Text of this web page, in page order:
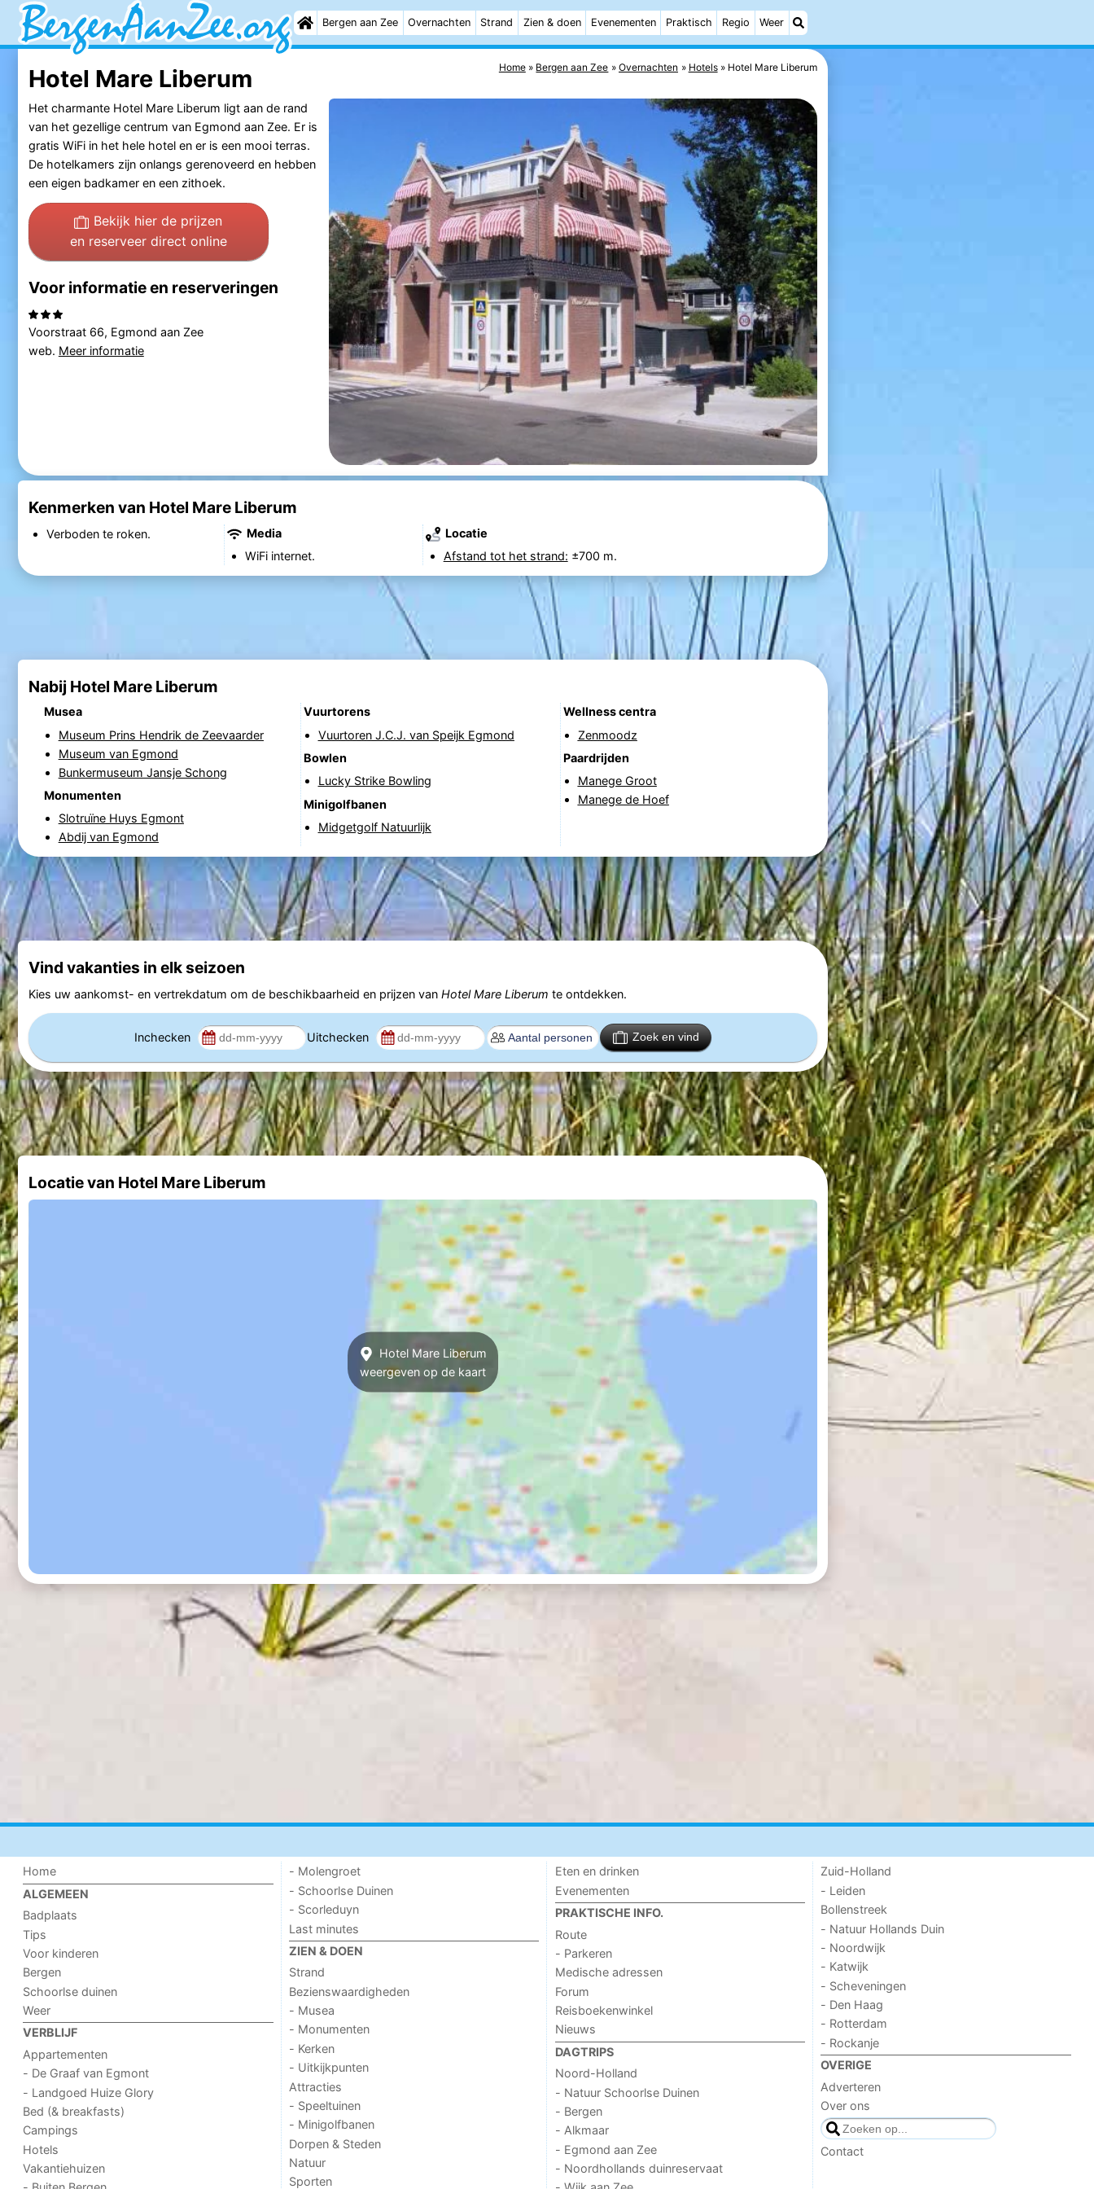
Bergen aan Zee Overnachten Strand Zien & doen Evenementen Praktisch Regio Weer
Home Bergen aan Zee Overnachten Hotels Hotel Mare Liberum
Hotel Mare Liberum
Het charmante Hotel Mare Liberum ligt aan de rand
van het gezellige centrum van Egmond aan Zee. Er is
gratis WiFi in het hele hotel en er is een mooi terras.
De hotelkamers zijn onlangs gerenoveerd en hebben
een eigen badkamer en een zithoek.
Bekijk hier de prijzen
en reserveer direct online
Voor informatie en reserveringen
Voorstraat 66, Egmond aan Zee
web. Meer informatie
Kenmerken van Hotel Mare Liberum
Verboden te roken.
Media
WiFi internet.
Locatie
Afstand tot het strand: ±700 m.
Nabij Hotel Mare Liberum
Musea
Museum Prins Hendrik de Zeevaarder
Museum van Egmond
Bunkermuseum Jansje Schong
Monumenten
Slotruïne Huys Egmont
Abdij van Egmond
Vuurtorens
Vuurtoren J.C.J. van Speijk Egmond
Bowlen
Lucky Strike Bowling
Minigolfbanen
Midgetgolf Natuurlijk
Wellness centra
Zenmoodz
Paardrijden
Manege Groot
Manege de Hoef
Vind vakanties in elk seizoen
Kies uw aankomst- en vertrekdatum om de beschikbaarheid en prijzen van Hotel Mare Liberum te ontdekken.
Inchecken Uitchecken Zoek en vind
Locatie van Hotel Mare Liberum
Hotel Mare Liberum
weergeven op de kaart
Home
ALGEMEEN
Badplaats
Tips
Voor kinderen
Bergen
Schoorlse duinen
Weer
VERBLIJF
Appartementen
- De Graaf van Egmont
- Landgoed Huize Glory
Bed (& breakfasts)
Campings
Hotels
Vakantiehuizen
- Molengroet
- Schoorlse Duinen
- Scorleduyn
Last minutes
ZIEN & DOEN
Strand
Bezienswaardigheden
- Musea
- Monumenten
- Kerken
- Uitkijkpunten
Attracties
- Speeltuinen
- Minigolfbanen
Dorpen & Steden
Natuur
Sporten
Eten en drinken
Evenementen
PRAKTISCHE INFO.
Route
- Parkeren
Medische adressen
Forum
Reisboekenwinkel
Nieuws
DAGTRIPS
Noord-Holland
- Natuur Schoorlse Duinen
- Bergen
- Alkmaar
- Egmond aan Zee
- Noordhollands duinreservaat
Zuid-Holland
- Leiden
Bollenstreek
- Natuur Hollands Duin
- Noordwijk
- Katwijk
- Scheveningen
- Den Haag
- Rotterdam
- Rockanje
OVERIGE
Adverteren
Over ons
Contact